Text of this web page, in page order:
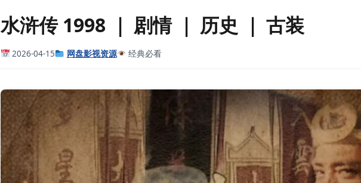
水浒传 1998 ｜ 剧情 ｜ 历史 ｜ 古装
2026-04-15 网盘影视资源 经典必看